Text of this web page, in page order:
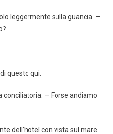
leggermente sulla guancia. —
questo qui.
conciliatoria. — Forse andiamo
dell’hotel con vista sul mare.